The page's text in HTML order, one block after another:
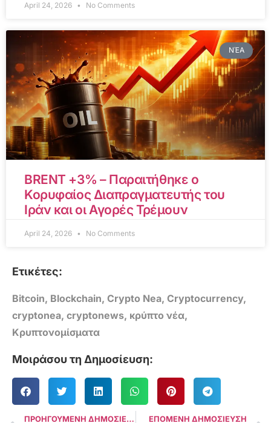
April 24, 2026 No Comments
ΝΈΑ
BRENT +3% – Παραιτήθηκε ο
Κορυφαίος Διαπραγματευτής του
Ιράν και οι Αγορές Τρέμουν
April 24, 2026 No Comments
Ετικέτες:
Bitcoin, Blockchain, Crypto Nea, Cryptocurrency,
cryptonea, cryptonews, κρύπτο νέα,
Κρυπτονομίσματα
Μοιράσου τη Δημοσίευση:
ΠΡΟΗΓΟΥΜΕΝΗ ΔΗΜΟΣΙΕΥΣΗ ΕΠΟΜΕΝΗ ΔΗΜΟΣΙΕΥΣΗ